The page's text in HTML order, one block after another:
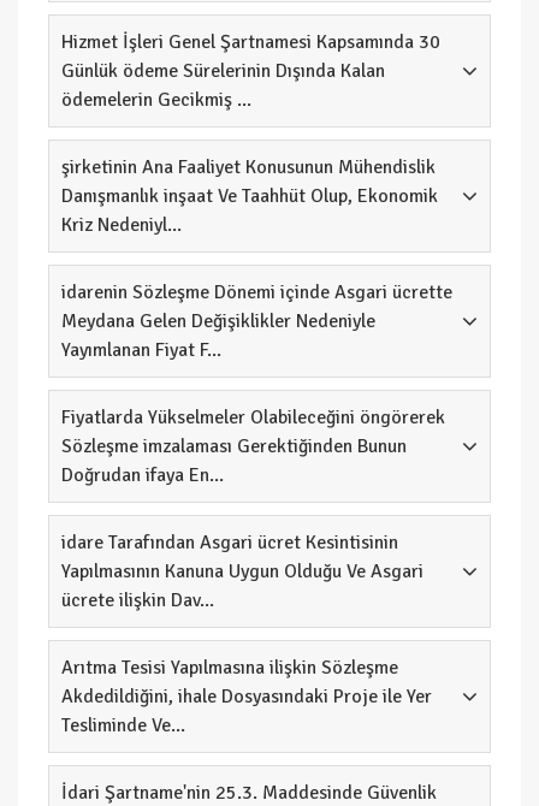
Hizmet İşleri Genel Şartnamesi Kapsamında 30
Günlük ödeme Sürelerinin Dışında Kalan
ödemelerin Gecikmiş ...
şirketinin Ana Faaliyet Konusunun Mühendislik
Danışmanlık inşaat Ve Taahhüt Olup, Ekonomik
Kriz Nedeniyl...
idarenin Sözleşme Dönemi içinde Asgari ücrette
Meydana Gelen Değişiklikler Nedeniyle
Yayımlanan Fiyat F...
Fiyatlarda Yükselmeler Olabileceğini öngörerek
Sözleşme imzalaması Gerektiğinden Bunun
Doğrudan ifaya En...
idare Tarafından Asgari ücret Kesintisinin
Yapılmasının Kanuna Uygun Olduğu Ve Asgari
ücrete ilişkin Dav...
Arıtma Tesisi Yapılmasına ilişkin Sözleşme
Akdedildiğini, ihale Dosyasındaki Proje ile Yer
Tesliminde Ve...
İdari Şartname'nin 25.3. Maddesinde Güvenlik